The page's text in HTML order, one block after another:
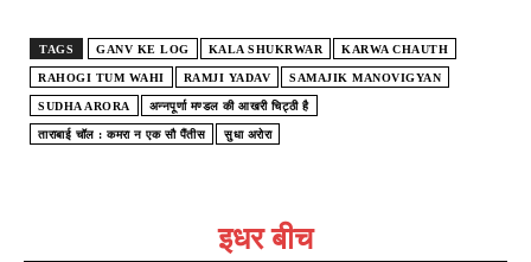
इधर बीच
TAGS GANV KE LOG KALA SHUKRWAR KARWA CHAUTH
RAHOGI TUM WAHI RAMJI YADAV SAMAJIK MANOVIGYAN
SUDHA ARORA अन्नपूर्णा मण्डल की आखरी चिट्ठी है
ताराबाई चॉल : कमरा न एक सौ पैंतीस सुधा अरोरा